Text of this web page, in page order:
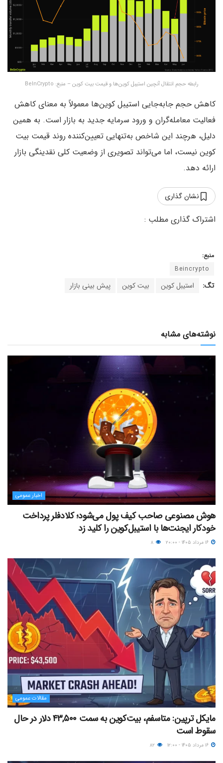
رابطه حجم انتقال آنچین استیبل کوین‌ها و قیمت بیت کوین – منبع: BeInCrypto
کاهش حجم جابه‌جایی استیبل کوین‌ها معمولاً به معنای کاهش
فعالیت معامله‌گران و ورود سرمایه جدید به بازار است. به همین
دلیل، هرچند این شاخص به‌تنهایی تعیین‌کننده روند قیمت بیت
کوین نیست، اما می‌تواند تصویری از وضعیت کلی نقدینگی بازار
ارائه دهد.
نشان گذاری
منبع:
Beincrypto
تگ: استیبل کوین بیت کوین پیش بینی بازار
نوشته‌های مشابه
اخبار عمومی
هوش مصنوعی صاحب کیف پول می‌شود؛ کلادفلر پرداخت
خودکار ایجنت‌ها با استیبل‌کوین را کلید زد
مقالات عمومی
مایکل ترپین: متاسفم، بیت‌کوین به سمت ۴۳,۵۰۰ دلار در حال
سقوط است